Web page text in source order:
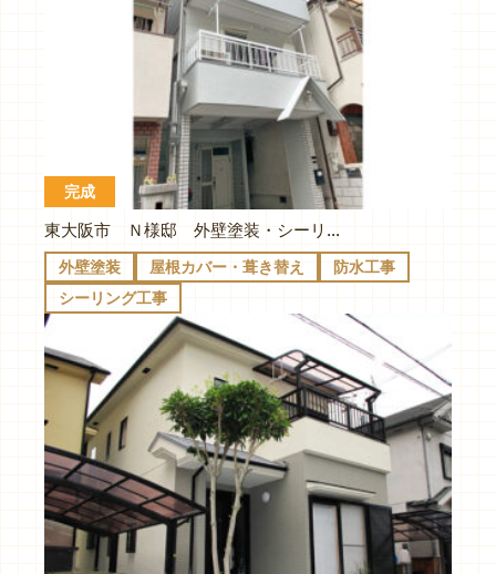
完成
東大阪市 Ｎ様邸 外壁塗装・シーリング・屋根カバー工法・バルコニー防水・波板張り替え
外壁塗装 屋根カバー・葺き替え
防水工事
シーリング工事